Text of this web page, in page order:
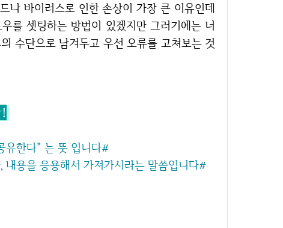
나 바이러스로 인한 손상이 가장 큰 이유인데
를 셋팅하는 방법이 있겠지만 그러기에는 너
수단으로 남겨두고 우선 오류를 고쳐보는 것
유한다" 는 뜻 입니다#
, 내용을 응용해서 가져가시라는 말씀입니다#